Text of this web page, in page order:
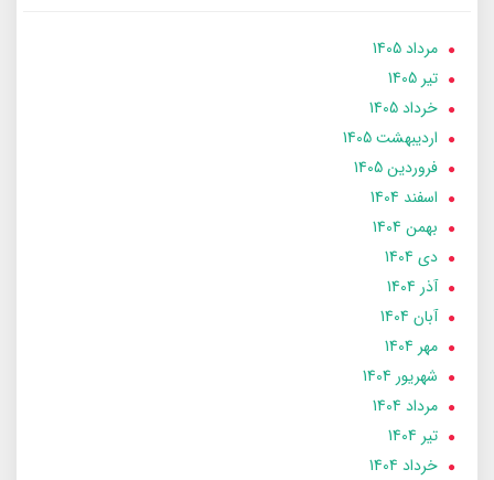
مرداد 1405
تير 1405
خرداد 1405
ارديبهشت 1405
فروردین 1405
اسفند 1404
بهمن 1404
دی 1404
آذر 1404
آبان 1404
مهر 1404
شهریور 1404
مرداد 1404
تير 1404
خرداد 1404